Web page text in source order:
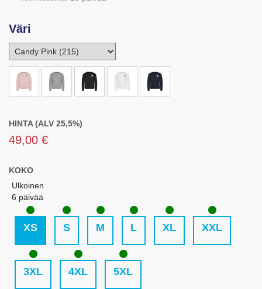
Väri
HINTA (ALV 25,5%)
49,00 €
KOKO
Ulkoinen
6 päivää
XS S M L XL XXL
3XL 4XL 5XL